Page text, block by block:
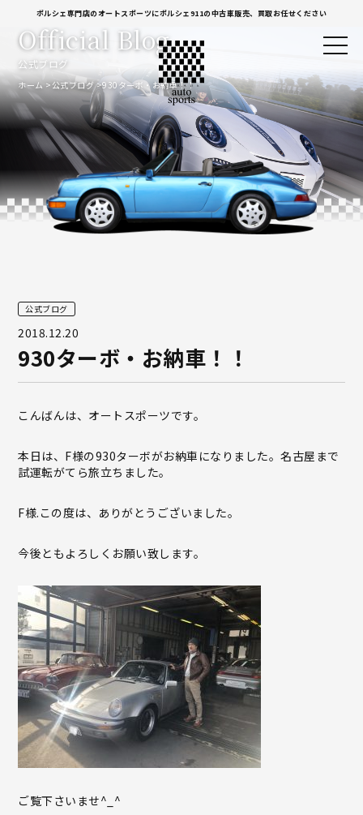
ポルシェ専門店のオートスポーツにポルシェ911の中古車販売、買取お任せください
公式ブログ
Official Blog
ホーム 公式ブログ 930ターボ・お納車！！
公式ブログ
2018.12.20
930ターボ・お納車！！
こんばんは、オートスポーツです。
本日は、F様の930ターボがお納車になりました。名古屋まで
試運転がてら旅立ちました。
F様.この度は、ありがとうございました。
今後ともよろしくお願い致します。
ご覧下さいませ^_^